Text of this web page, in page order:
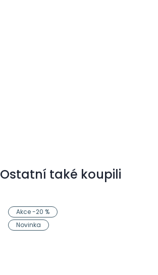
Ostatní také koupili
Akce -20 %
Novinka